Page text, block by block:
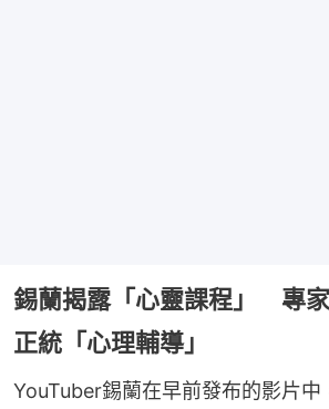
錫蘭揭露「心靈課程」 專
正統「心理輔導」
YouTuber錫蘭在早前發布的影片中